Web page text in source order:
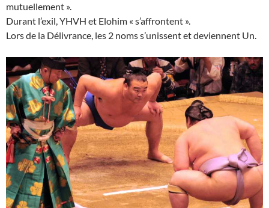
mutuellement ».
Durant l’exil, YHVH et Elohim « s’affrontent ».
Lors de la Délivrance, les 2 noms s’unissent et deviennent Un.